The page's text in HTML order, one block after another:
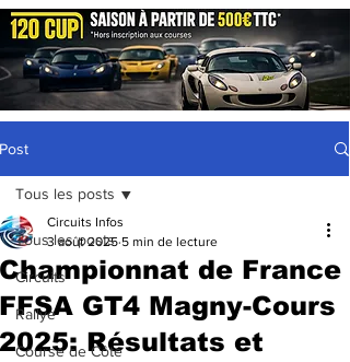
Post
Tous les posts
Circuits
Rallye
Course de Côte
Tous les posts
Championnat de France
FFSA GT4 Magny-Cours
2025: Résultats et
Circuits Infos
3 août 2025 5 min de lecture